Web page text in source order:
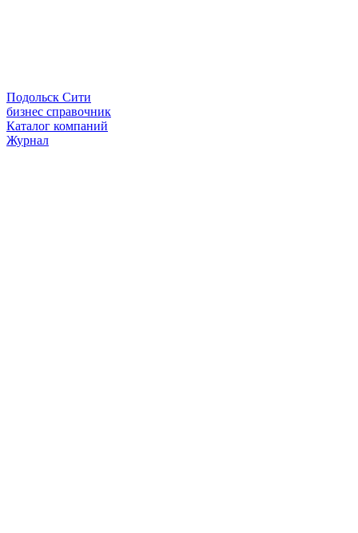
Подольск Сити
бизнес справочник
Каталог компаний
Журнал